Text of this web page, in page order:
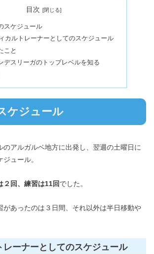
目次
スケジュール
カルトレーナーとしてのスケジュール
こと
デスリーガのトップレベルを知る
ケジュール
のアルガルベ地方に出発し、翌週の土曜日に
ュール。
２回、練習は11回でした。
があったのは３日間、それ以外は半日移動や
レーナーとしてのスケジュール